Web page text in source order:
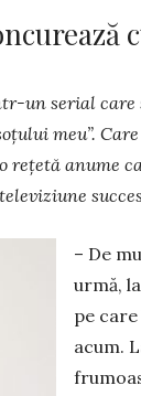
un serial care
meu”.
rețetă anume
– De
urmă,
pe
acum.